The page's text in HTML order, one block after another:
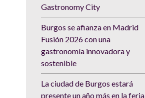
Gastronomy City
Burgos se afianza en Madrid
Fusión 2026 con una
gastronomía innovadora y
sostenible
La ciudad de Burgos estará
presente un año más en la feria